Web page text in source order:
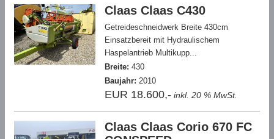
Claas Claas C430
Getreideschneidwerk Breite 430cm
Einsatzbereit mit Hydraulischem
Haspelantrieb Multikupp...
Breite: 430
Baujahr: 2010
EUR 18.600,- inkl. 20 % MwSt.
Claas Claas Corio 670 FC